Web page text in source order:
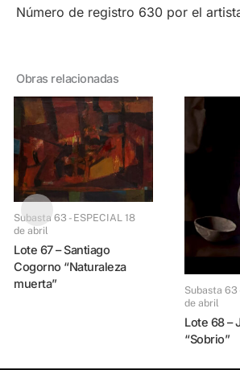
Número de registro 630 por el
Obras relacionadas
Subasta 63 - ESPECIAL 18
de abril
Lote 67 – Santiago
Cogorno “Naturaleza
muerta”
Subasta 63 - ESPECIAL 18
de abril
Lote 68 – Juan Lascano
“Sobrio”